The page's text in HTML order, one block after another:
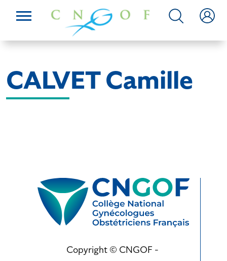
CALVET Camille
Copyright © CNGOF -